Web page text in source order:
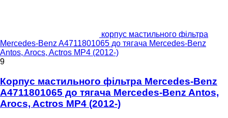
корпус мастильного фільтра
Mercedes-Benz A4711801065 до тягача Mercedes-Benz
Antos, Arocs, Actros MP4 (2012-)
9
Корпус мастильного фільтра Mercedes-Benz
A4711801065 до тягача Mercedes-Benz Antos,
Arocs, Actros MP4 (2012-)